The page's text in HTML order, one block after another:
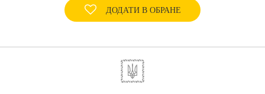
ДОДАТИ В ОБРАНЕ